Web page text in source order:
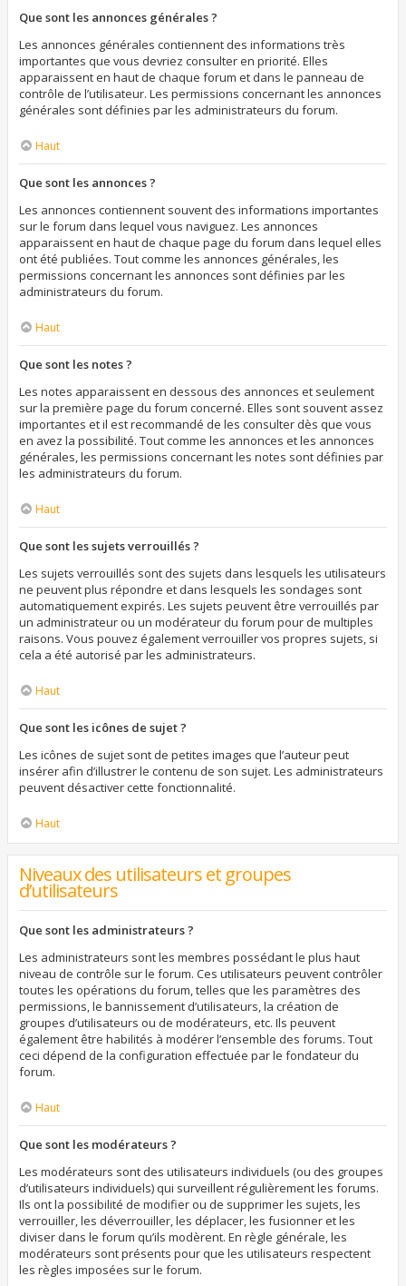
Que sont les annonces générales ?
Les annonces générales contiennent des informations très
importantes que vous devriez consulter en priorité. Elles
apparaissent en haut de chaque forum et dans le panneau de
contrôle de l’utilisateur. Les permissions concernant les annonces
générales sont définies par les administrateurs du forum.
Haut
Que sont les annonces ?
Les annonces contiennent souvent des informations importantes
sur le forum dans lequel vous naviguez. Les annonces
apparaissent en haut de chaque page du forum dans lequel elles
ont été publiées. Tout comme les annonces générales, les
permissions concernant les annonces sont définies par les
administrateurs du forum.
Haut
Que sont les notes ?
Les notes apparaissent en dessous des annonces et seulement
sur la première page du forum concerné. Elles sont souvent assez
importantes et il est recommandé de les consulter dès que vous
en avez la possibilité. Tout comme les annonces et les annonces
générales, les permissions concernant les notes sont définies par
les administrateurs du forum.
Haut
Que sont les sujets verrouillés ?
Les sujets verrouillés sont des sujets dans lesquels les utilisateurs
ne peuvent plus répondre et dans lesquels les sondages sont
automatiquement expirés. Les sujets peuvent être verrouillés par
un administrateur ou un modérateur du forum pour de multiples
raisons. Vous pouvez également verrouiller vos propres sujets, si
cela a été autorisé par les administrateurs.
Haut
Que sont les icônes de sujet ?
Les icônes de sujet sont de petites images que l’auteur peut
insérer afin d’illustrer le contenu de son sujet. Les administrateurs
peuvent désactiver cette fonctionnalité.
Haut
Niveaux des utilisateurs et groupes
d’utilisateurs
Que sont les administrateurs ?
Les administrateurs sont les membres possédant le plus haut
niveau de contrôle sur le forum. Ces utilisateurs peuvent contrôler
toutes les opérations du forum, telles que les paramètres des
permissions, le bannissement d’utilisateurs, la création de
groupes d’utilisateurs ou de modérateurs, etc. Ils peuvent
également être habilités à modérer l’ensemble des forums. Tout
ceci dépend de la configuration effectuée par le fondateur du
forum.
Haut
Que sont les modérateurs ?
Les modérateurs sont des utilisateurs individuels (ou des groupes
d’utilisateurs individuels) qui surveillent régulièrement les forums.
Ils ont la possibilité de modifier ou de supprimer les sujets, les
verrouiller, les déverrouiller, les déplacer, les fusionner et les
diviser dans le forum qu’ils modèrent. En règle générale, les
modérateurs sont présents pour que les utilisateurs respectent
les règles imposées sur le forum.